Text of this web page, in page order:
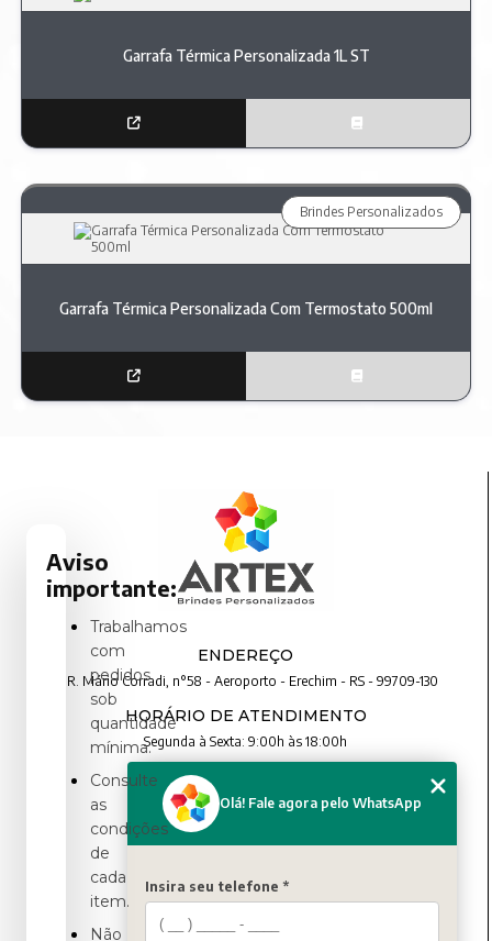
Garrafa Térmica Personalizada 1L ST
Garrafa Térmica Personalizada Com Termostato 500ml
Brindes Personalizados
ENDEREÇO
R. Mário Corradi, n°58 - Aeroporto - Erechim - RS - 99709-130
HORÁRIO DE ATENDIMENTO
Segunda à Sexta: 9:00h às 18:00h
CONTATO
(54) 3321-4699
contato@artexbrindes.com.br
Olá! Fale agora pelo WhatsApp
Insira seu telefone *
Aviso
importante:
Trabalhamos
com
pedidos
sob
quantidade
mínima.
Consulte
as
condições
de
cada
item.
Não